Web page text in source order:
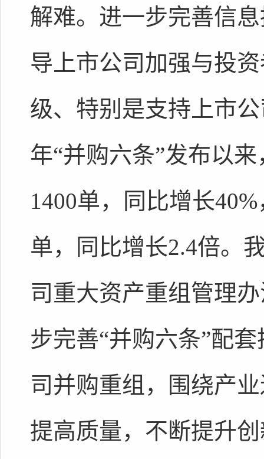
解难。进一步完善信
导上市公司加强与投
级、特别是支持上市
年“并购六条”发布以
1400单，同比增长
单，同比增长2.4倍。
司重大资产重组管理
步完善“并购六条”配
司并购重组，围绕产
提高质量，不断提升